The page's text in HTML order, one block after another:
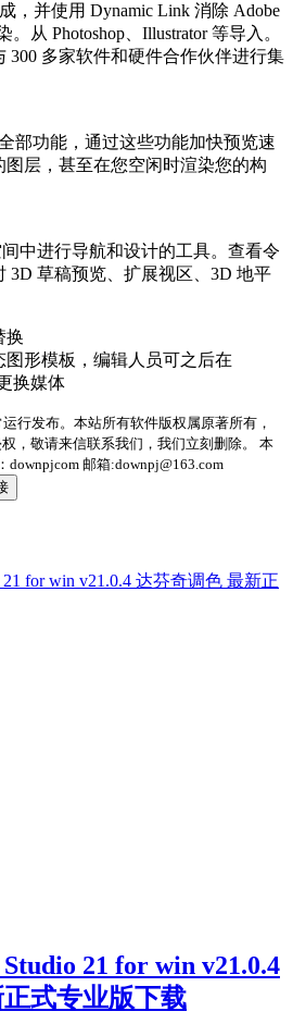
，并使用 Dynamic Link 消除 Adobe
。从 Photoshop、Illustrator 等导入。
300 多家软件和硬件合作伙伴进行集
部功能，通过这些功能加快预览速
层，甚至在您空闲时渲染您的构
中进行导航和设计的工具。查看令
3D 草稿预览、扩展视区、3D 地平
换
形模板，编辑人员可之后在
换媒体
行发布。本站所有软件版权属原著所有，
，敬请来信联系我们，我们立刻删除。 本
downpjcom 邮箱:downpj@163.com
21 for win v21.0.4
式专业版下载